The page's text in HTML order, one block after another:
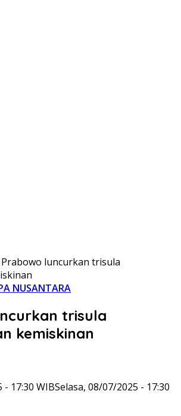
Prabowo luncurkan trisula
NUSANTARA
trisula
kemiskinan
- 17:30 WIBSelasa, 08/07/2025 - 17:30